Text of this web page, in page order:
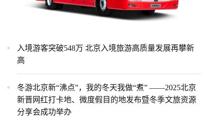
入境游客突破548万 北京入境旅游高质量发展再攀新
高
冬游北京新“沸点”，我的冬天我做“煮” ——2025北京
新晋网红打卡地、微度假目的地发布暨冬季文旅资源
分享会成功举办